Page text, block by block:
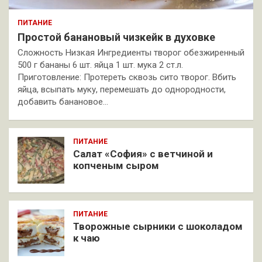
ПИТАНИЕ
Простой банановый чизкейк в духовке
Сложность Низкая Ингредиенты творог обезжиренный
500 г бананы 6 шт. яйца 1 шт. мука 2 ст.л.
Приготовление: Протереть сквозь сито творог. Вбить
яйца, всыпать муку, перемешать до однородности,
добавить банановое…
ПИТАНИЕ
Салат «София» с ветчиной и
копченым сыром
ПИТАНИЕ
Творожные сырники с шоколадом
к чаю